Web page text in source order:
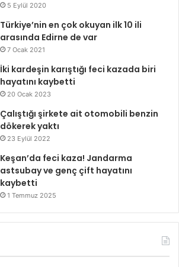
5 Eylül 2020
Türkiye’nin en çok okuyan ilk 10 ili
arasında Edirne de var
7 Ocak 2021
İki kardeşin karıştığı feci kazada biri
hayatını kaybetti
20 Ocak 2023
Çalıştığı şirkete ait otomobili benzin
dökerek yaktı
23 Eylül 2022
Keşan’da feci kaza! Jandarma
astsubay ve genç çift hayatını
kaybetti
1 Temmuz 2025